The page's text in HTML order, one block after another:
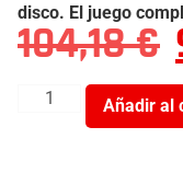
disco. El juego
104,18€
Añadir al